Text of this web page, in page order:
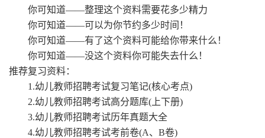
你可知道——整理这个资料需要花多少精力
你可知道——可以为你节约多少时间！
你可知道——有了这个资料可能给你带来什么！
你可知道——没这个资料你可能失去什么！
推荐复习资料：
1.幼儿教师招聘考试复习笔记(核心考点)
2.幼儿教师招聘考试高分题库(上下册)
3.幼儿教师招聘考试历年真题大全
4.幼儿教师招聘考试考前卷(A、B卷)